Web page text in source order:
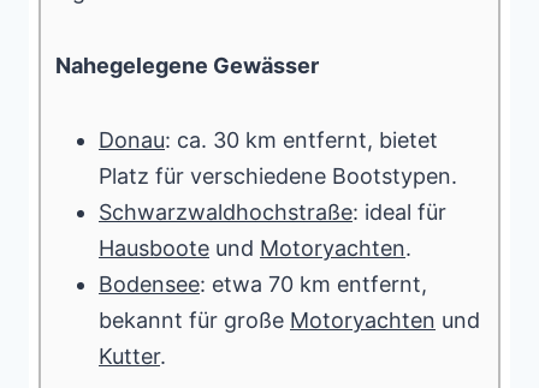
Nahegelegene Gewässer
Donau: ca. 30 km entfernt, bietet
Platz für verschiedene Bootstypen.
Schwarzwaldhochstraße: ideal für
Hausboote und Motoryachten.
Bodensee: etwa 70 km entfernt,
bekannt für große Motoryachten und
Kutter.